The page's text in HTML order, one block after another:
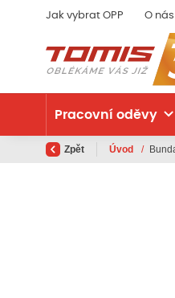
Jak vybrat OPP O nás
Pracovní oděvy
Zpět Úvod /